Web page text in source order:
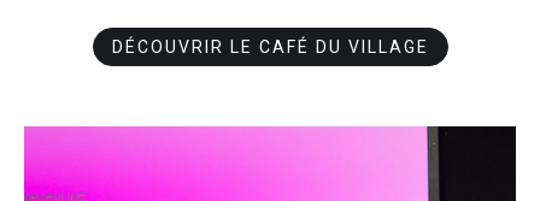
DÉCOUVRIR LE CAFÉ DU VILLAGE